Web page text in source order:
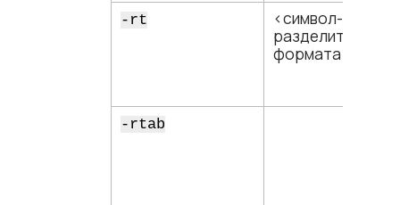
-rt
<​символ-
разделитель для
формата 3​>
-rtab